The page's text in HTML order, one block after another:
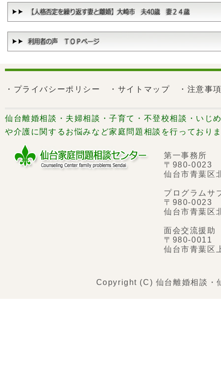
・プライバシーポリシー ・サイトマップ ・注意事
仙台離婚相談・夫婦相談・子育て・不登校相談・いじ
や介護に関するお悩みなど家庭問題相談を行っており
第一事務所
〒980-0023
仙台市青葉区
プログラムサ
〒980-0023
仙台市青葉区
面会交流援
〒980-0011
仙台市青葉区
Copyright (C) 仙台離婚相談